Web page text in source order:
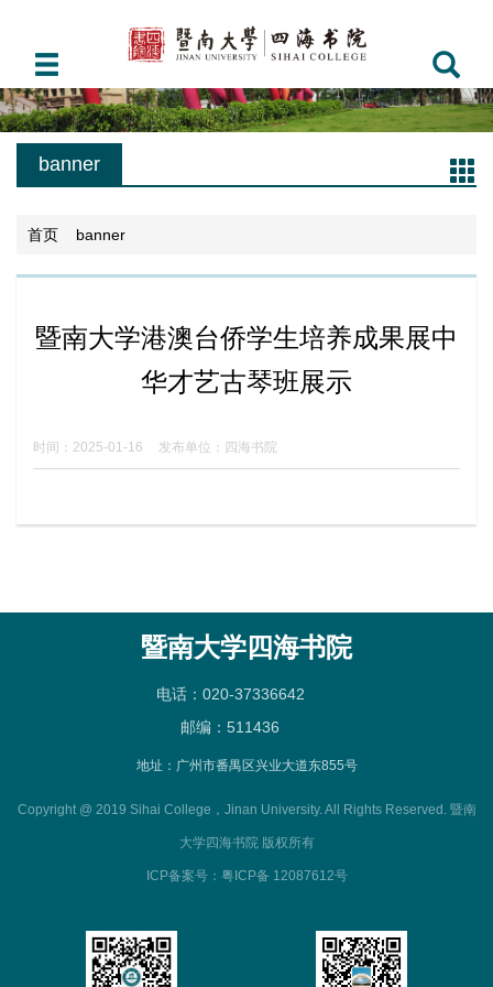
banner
首页 banner
暨南大学港澳台侨学生培养成果展中
华才艺古琴班展示
时间：2025-01-16 发布单位：四海书院
暨南大学四海书院
电话：020-37336642
邮编：511436
地址：广州市番禺区兴业大道东855号
Copyright @ 2019 Sihai College，Jinan University. All Rights Reserved. 暨南
大学四海书院 版权所有
ICP备案号：粤ICP备 12087612号